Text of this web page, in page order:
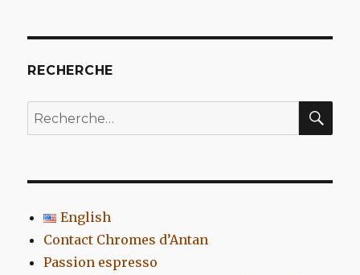
RECHERCHE
Recherche
pour
English
Contact Chromes d’Antan
Passion espresso